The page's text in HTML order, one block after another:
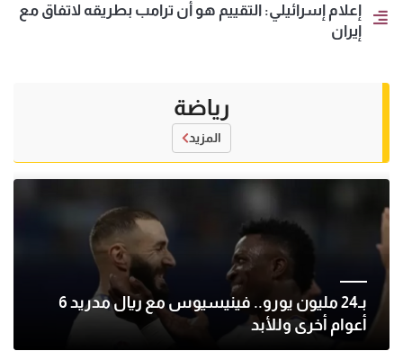
إعلام إسرائيلي: التقييم هو أن ترامب بطريقه لاتفاق مع
إيران
رياضة
المزيد
بـ24 مليون يورو.. فينيسيوس مع ريال مدريد 6
أعوام أخرى وللأبد